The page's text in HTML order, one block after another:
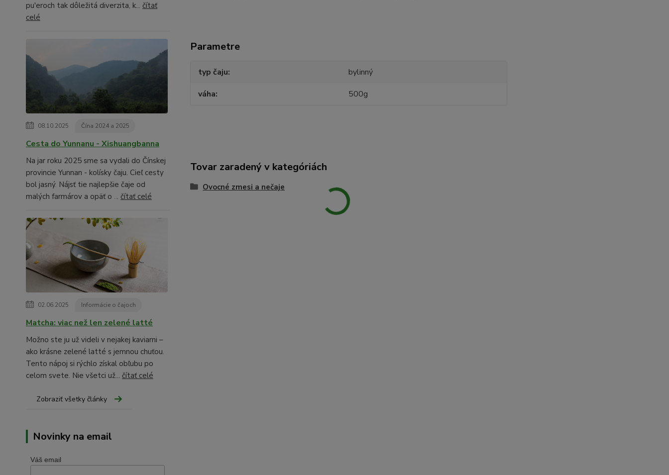
pu'eroch tak dôležitá diverzita, k... čítať
celé
08.10.2025 Čína 2024 a 2025
Cesta do Yunnanu - Xishuangbanna
Na jar roku 2025 sme sa vydali do Čínskej
provincie Yunnan - kolísky čaju. Cieľ cesty
bol jasný. Nájsť tie najlepšie čaje od
malých farmárov a opäť o ... čítať celé
02.06.2025 Informácie o čajoch
Matcha: viac než len zelené latté
Možno ste ju už videli v nejakej kaviarni –
ako krásne zelené latté s jemnou chuťou.
Tento nápoj si rýchlo získal obľubu po
celom svete. Nie všetci už... čítať celé
Zobraziť všetky články
Novinky na email
Váš email
Parametre
typ čaju
bylinný
váha
500g
Tovar zaradený v kategóriách
Ovocné zmesi a nečaje